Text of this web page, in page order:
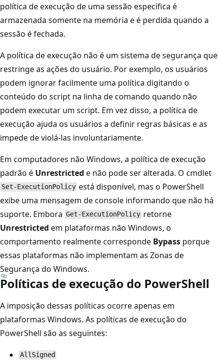
política de execução de uma sessão específica é
armazenada somente na memória e é perdida quando a
sessão é fechada.
A política de execução não é um sistema de segurança que
restringe as ações do usuário. Por exemplo, os usuários
podem ignorar facilmente uma política digitando o
conteúdo do script na linha de comando quando não
podem executar um script. Em vez disso, a política de
execução ajuda os usuários a definir regras básicas e as
impede de violá-las involuntariamente.
Em computadores não Windows, a política de execução
padrão é Unrestricted e não pode ser alterada. O cmdlet
Set-ExecutionPolicy está disponível, mas o PowerShell
exibe uma mensagem de console informando que não há
suporte. Embora Get-ExecutionPolicy retorne
Unrestricted em plataformas não Windows, o
comportamento realmente corresponde Bypass porque
essas plataformas não implementam as Zonas de
Segurança do Windows.
Políticas de execução do PowerShell
A imposição dessas políticas ocorre apenas em
plataformas Windows. As políticas de execução do
PowerShell são as seguintes:
AllSigned